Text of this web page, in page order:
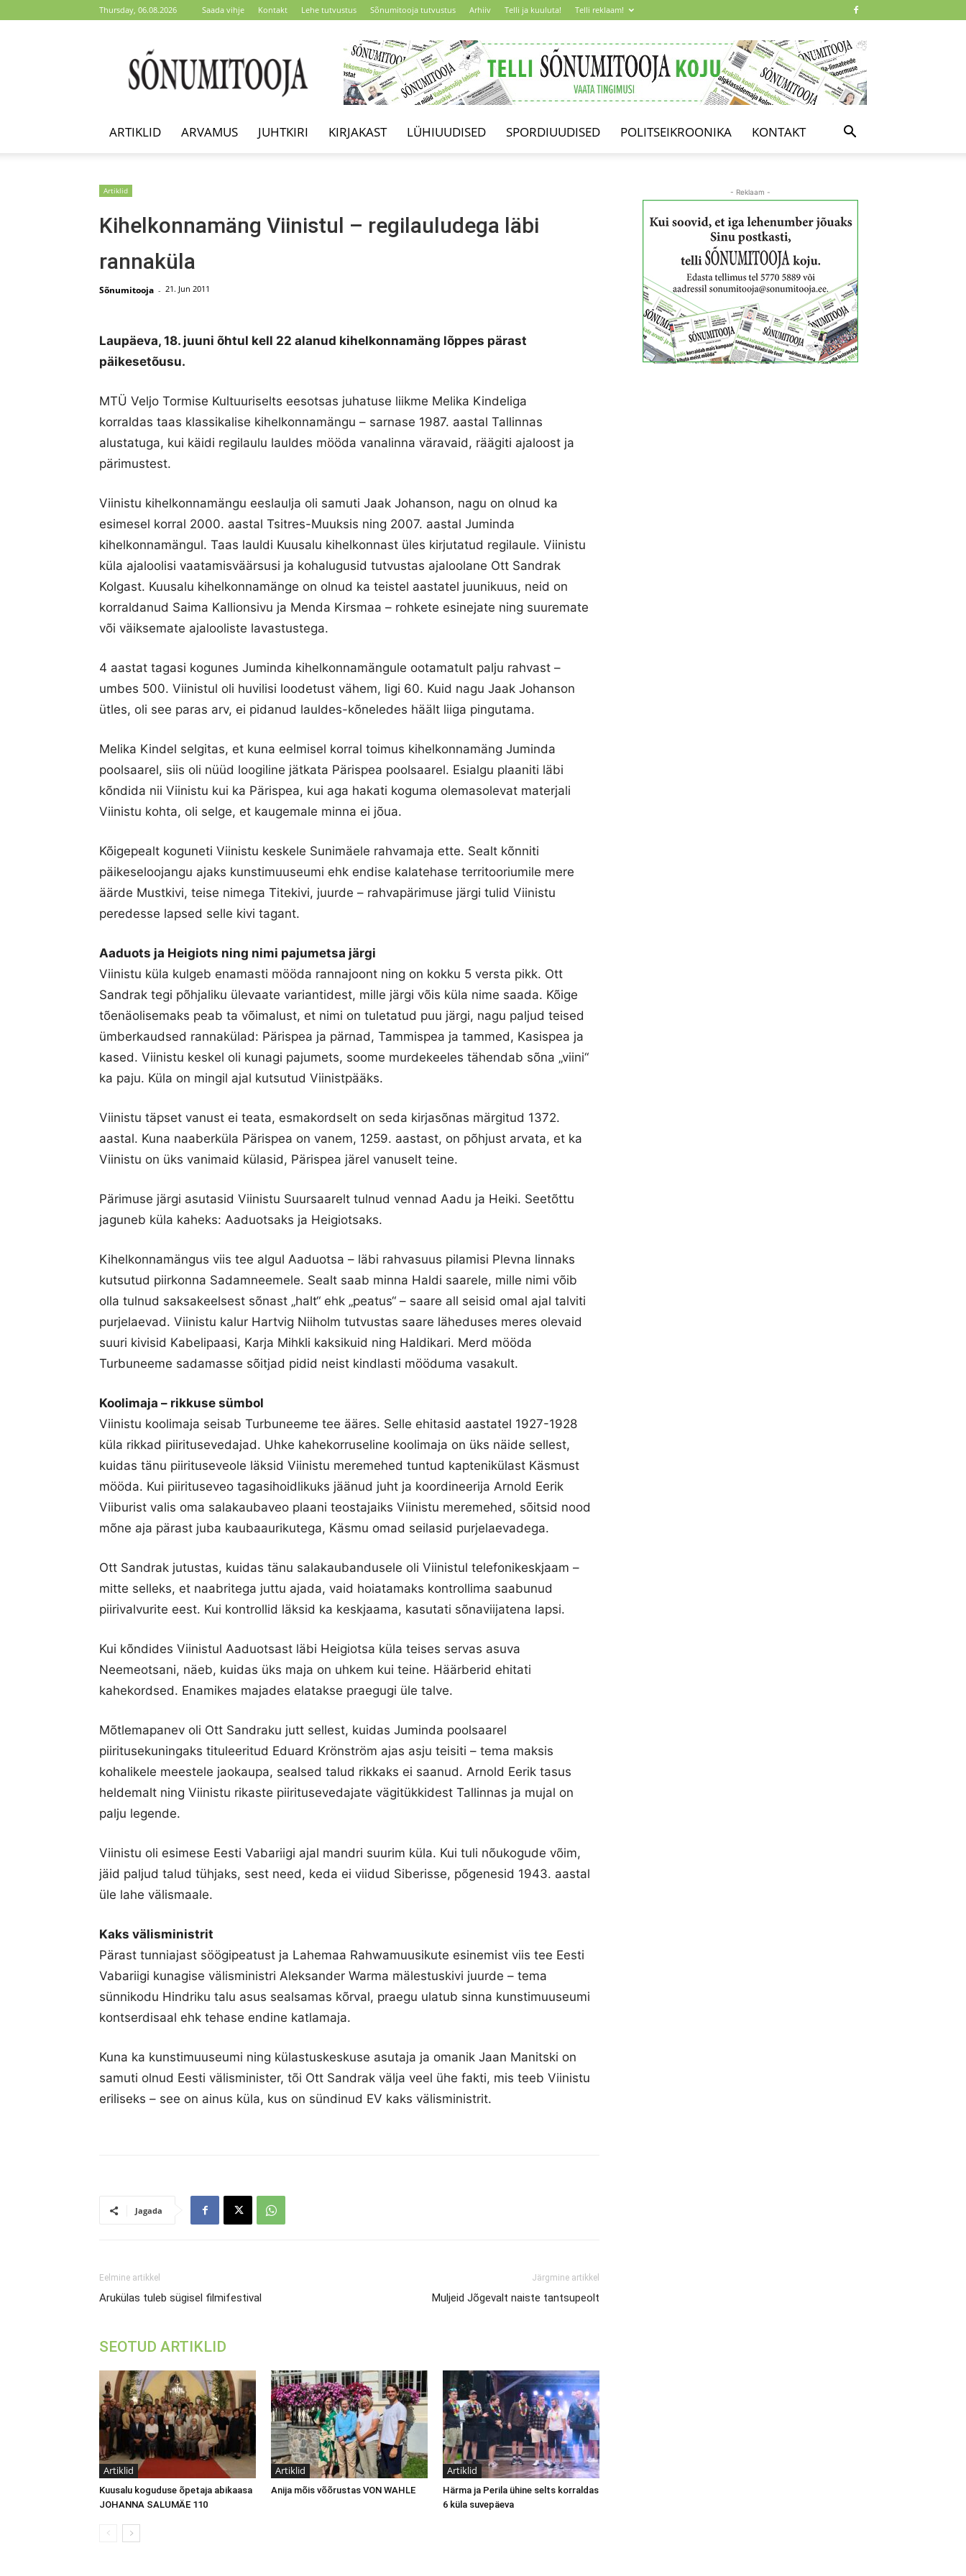
Thursday, 06.08.2026 Saada vihje Kontakt Lehe tutvustus Sõnumitooja tutvustus Arhiiv Telli ja kuuluta! Telli reklaam!
ARTIKLID ARVAMUS JUHTKIRI KIRJAKAST LÜHIUUDISED SPORDIUUDISED POLITSEIKROONIKA KONTAKT
Artiklid
Kihelkonnamäng Viinistul – regilauludega läbi
rannaküla
Sõnumitooja - 21. Jun 2011
Laupäeva, 18. juuni õhtul kell 22 alanud kihelkonnamäng lõppes pärast
päikesetõusu.
MTÜ Veljo Tormise Kultuuriselts eesotsas juhatuse liikme Melika Kindeliga
korraldas taas klassikalise kihelkonnamängu – sarnase 1987. aastal Tallinnas
alustatuga, kui käidi regilaulu lauldes mööda vanalinna väravaid, räägiti ajaloost ja
pärimustest.
Viinistu kihelkonnamängu eeslaulja oli samuti Jaak Johanson, nagu on olnud ka
esimesel korral 2000. aastal Tsitres-Muuksis ning 2007. aastal Juminda
kihelkonnamängul. Taas lauldi Kuusalu kihelkonnast üles kirjutatud regilaule. Viinistu
küla ajaloolisi vaatamisväärsusi ja kohalugusid tutvustas ajaloolane Ott Sandrak
Kolgast. Kuusalu kihelkonnamänge on olnud ka teistel aastatel juunikuus, neid on
korraldanud Saima Kallionsivu ja Menda Kirsmaa – rohkete esinejate ning suuremate
või väiksemate ajalooliste lavastustega.
4 aastat tagasi kogunes Juminda kihelkonnamängule ootamatult palju rahvast –
umbes 500. Viinistul oli huvilisi loodetust vähem, ligi 60. Kuid nagu Jaak Johanson
ütles, oli see paras arv, ei pidanud lauldes-kõneledes häält liiga pingutama.
Melika Kindel selgitas, et kuna eelmisel korral toimus kihelkonnamäng Juminda
poolsaarel, siis oli nüüd loogiline jätkata Pärispea poolsaarel. Esialgu plaaniti läbi
kõndida nii Viinistu kui ka Pärispea, kui aga hakati koguma olemasolevat materjali
Viinistu kohta, oli selge, et kaugemale minna ei jõua.
Kõigepealt koguneti Viinistu keskele Sunimäele rahvamaja ette. Sealt kõnniti
päikeseloojangu ajaks kunstimuuseumi ehk endise kalatehase territooriumile mere
äärde Mustkivi, teise nimega Titekivi, juurde – rahvapärimuse järgi tulid Viinistu
peredesse lapsed selle kivi tagant.
Aaduots ja Heigiots ning nimi pajumetsa järgi
Viinistu küla kulgeb enamasti mööda rannajoont ning on kokku 5 versta pikk. Ott
Sandrak tegi põhjaliku ülevaate variantidest, mille järgi võis küla nime saada. Kõige
tõenäolisemaks peab ta võimalust, et nimi on tuletatud puu järgi, nagu paljud teised
ümberkaudsed rannakülad: Pärispea ja pärnad, Tammispea ja tammed, Kasispea ja
kased. Viinistu keskel oli kunagi pajumets, soome murdekeeles tähendab sõna „viini“
ka paju. Küla on mingil ajal kutsutud Viinistpääks.
Viinistu täpset vanust ei teata, esmakordselt on seda kirjasõnas märgitud 1372.
aastal. Kuna naaberküla Pärispea on vanem, 1259. aastast, on põhjust arvata, et ka
Viinistu on üks vanimaid külasid, Pärispea järel vanuselt teine.
Pärimuse järgi asutasid Viinistu Suursaarelt tulnud vennad Aadu ja Heiki. Seetõttu
jaguneb küla kaheks: Aaduotsaks ja Heigiotsaks.
Kihelkonnamängus viis tee algul Aaduotsa – läbi rahvasuus pilamisi Plevna linnaks
kutsutud piirkonna Sadamneemele. Sealt saab minna Haldi saarele, mille nimi võib
olla tulnud saksakeelsest sõnast „halt“ ehk „peatus“ – saare all seisid omal ajal talviti
purjelaevad. Viinistu kalur Hartvig Niiholm tutvustas saare läheduses meres olevaid
suuri kivisid Kabelipaasi, Karja Mihkli kaksikuid ning Haldikari. Merd mööda
Turbuneeme sadamasse sõitjad pidid neist kindlasti mööduma vasakult.
Koolimaja – rikkuse sümbol
Viinistu koolimaja seisab Turbuneeme tee ääres. Selle ehitasid aastatel 1927-1928
küla rikkad piiritusevedajad. Uhke kahekorruseline koolimaja on üks näide sellest,
kuidas tänu piirituseveole läksid Viinistu meremehed tuntud kaptenikülast Käsmust
mööda. Kui piirituseveo tagasihoidlikuks jäänud juht ja koordineerija Arnold Eerik
Viiburist valis oma salakaubaveo plaani teostajaiks Viinistu meremehed, sõitsid nood
mõne aja pärast juba kaubaaurikutega, Käsmu omad seilasid purjelaevadega.
Ott Sandrak jutustas, kuidas tänu salakaubandusele oli Viinistul telefonikeskjaam –
mitte selleks, et naabritega juttu ajada, vaid hoiatamaks kontrollima saabunud
piirivalvurite eest. Kui kontrollid läksid ka keskjaama, kasutati sõnaviijatena lapsi.
Kui kõndides Viinistul Aaduotsast läbi Heigiotsa küla teises servas asuva
Neemeotsani, näeb, kuidas üks maja on uhkem kui teine. Häärberid ehitati
kahekordsed. Enamikes majades elatakse praegugi üle talve.
Mõtlemapanev oli Ott Sandraku jutt sellest, kuidas Juminda poolsaarel
piiritusekuningaks tituleeritud Eduard Krönström ajas asju teisiti – tema maksis
kohalikele meestele jaokaupa, sealsed talud rikkaks ei saanud. Arnold Eerik tasus
heldemalt ning Viinistu rikaste piiritusevedajate vägitükkidest Tallinnas ja mujal on
palju legende.
Viinistu oli esimese Eesti Vabariigi ajal mandri suurim küla. Kui tuli nõukogude võim,
jäid paljud talud tühjaks, sest need, keda ei viidud Siberisse, põgenesid 1943. aastal
üle lahe välismaale.
Kaks välisministrit
Pärast tunniajast söögipeatust ja Lahemaa Rahwamuusikute esinemist viis tee Eesti
Vabariigi kunagise välisministri Aleksander Warma mälestuskivi juurde – tema
sünnikodu Hindriku talu asus sealsamas kõrval, praegu ulatub sinna kunstimuuseumi
kontserdisaal ehk tehase endine katlamaja.
Kuna ka kunstimuuseumi ning külastuskeskuse asutaja ja omanik Jaan Manitski on
samuti olnud Eesti välisminister, tõi Ott Sandrak välja veel ühe fakti, mis teeb Viinistu
eriliseks – see on ainus küla, kus on sündinud EV kaks välisministrit.
Jagada
Eelmine artikkel
Arukülas tuleb sügisel filmifestival
Järgmine artikkel
Muljeid Jõgevalt naiste tantsupeolt
SEOTUD ARTIKLID
Artiklid
Kuusalu koguduse õpetaja abikaasa
JOHANNA SALUMÄE 110
Artiklid
Anija mõis võõrustas VON WAHLE
Artiklid
Härma ja Perila ühine selts korraldas
6 küla suvepäeva
- Reklaam -